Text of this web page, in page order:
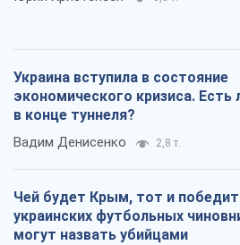
Украина вступила в состояние
экономического кризиса. Есть
в конце туннеля?
Вадим Денисенко 2,8 т.
Чей будет Крым, тот и победит
украинских футбольных
могут назвать убийцами